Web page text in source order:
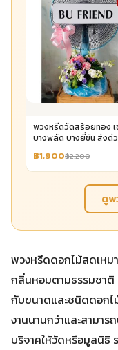
พวงหรีดวัดสร้อยทอง เ
บางพลัด บางยี่ขัน ส่งด่
฿1,900฿2,200
ดู
พวงหรีดดอกไม้สดเหม
กลิ่นหอมตามธรรมชาติ
กับขนาดและชนิดดอกไ
งานนานกว่าและสามาร
บริจาคให้วัดหรือมูลนิธิ